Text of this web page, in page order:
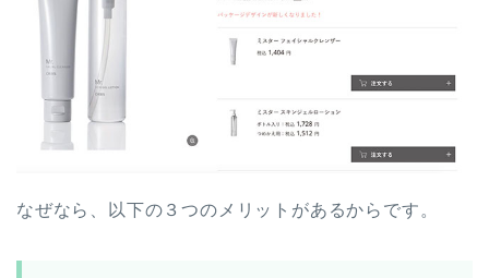
なぜなら、以下の３つのメリットがあるからです。